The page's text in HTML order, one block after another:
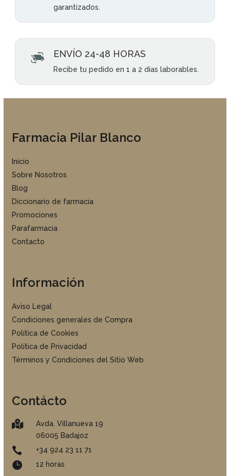
garantizados.
ENVÍO 24-48 HORAS
Recibe tu pedido en 1 a 2 días laborables.
Farmacia Pilar Blanco
Inicio
Sobre Nosotros
Blog
Diccionario de farmacia
Promociones
Parafarmacia
Contacto
Información
Aviso Legal
Condiciones generales de Compra
Política de Cookies
Política de Privacidad
Términos y Condiciones del Sitio Web
Contácto

Avda. Villanueva 19
06005 Badajoz
 +34 924 23 11 71
 12 horas